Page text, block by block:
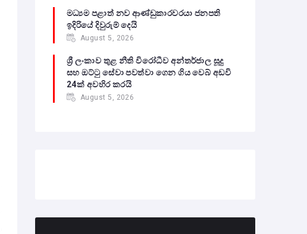
මධ්‍යම පළාත් නව ආණ්ඩුකාරවරයා ජනපති
ඉදිරියේ දිවුරුම් දෙයි
August 5, 2026
ශ්‍රී ලංකාව තුළ නීති විරෝධීව අන්තර්ජාල සූදු
සහ ඔට්ටු සේවා පවත්වා ගෙන ගිය වෙබ් අඩවි
24ක් අවහිර කරයි
August 5, 2026